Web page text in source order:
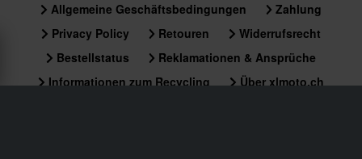
Allgemeine Geschäftsbedingungen
Zahlung
Privacy Policy
Retouren
Widerrufsrecht
Bestellstatus
Reklamationen & Ansprüche
Informationen zum Recycling
Über xlmoto.ch